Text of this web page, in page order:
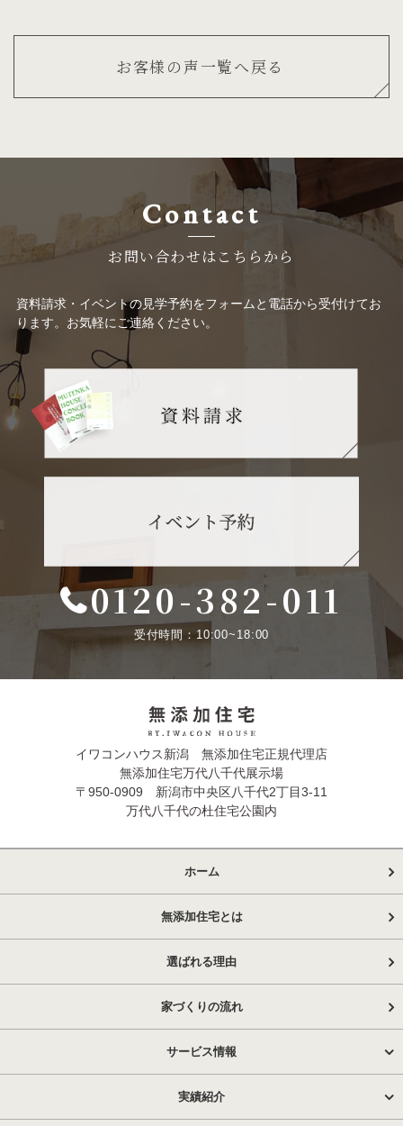
お客様の声一覧へ戻る
Contact
お問い合わせはこちらから
資料請求・イベントの見学予約をフォームと電話から受付けてお
ります。お気軽にご連絡ください。
0120-382-011
受付時間：10:00~18:00
イワコンハウス新潟 無添加住宅正規代理店
無添加住宅万代八千代展示場
〒950-0909 新潟市中央区八千代2丁目3-11
万代八千代の杜住宅公園内
ホーム
無添加住宅とは
選ばれる理由
家づくりの流れ
サービス情報
実績紹介